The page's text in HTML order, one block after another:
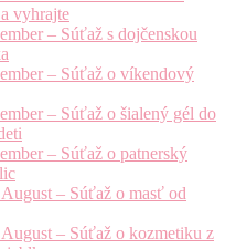
vyhrajte
– Súťaž s dojčenskou
– Súťaž o víkendový
– Súťaž o šialený gél do
– Súťaž o patnerský
– Súťaž o masť od
– Súťaž o kozmetiku z